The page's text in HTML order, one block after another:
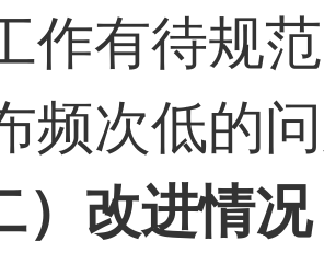
作有待规
频次低的
）改进情况